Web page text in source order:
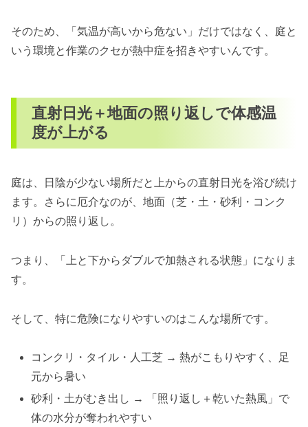
そのため、「気温が高いから危ない」だけではなく、庭と
いう環境と作業のクセが熱中症を招きやすいんです。
直射日光＋地面の照り返しで体感温
度が上がる
庭は、日陰が少ない場所だと上からの直射日光を浴び続け
ます。さらに厄介なのが、地面（芝・土・砂利・コンク
リ）からの照り返し。
つまり、「上と下からダブルで加熱される状態」になりま
す。
そして、特に危険になりやすいのはこんな場所です。
コンクリ・タイル・人工芝 → 熱がこもりやすく、足
元から暑い
砂利・土がむき出し → 「照り返し＋乾いた熱風」で
体の水分が奪われやすい